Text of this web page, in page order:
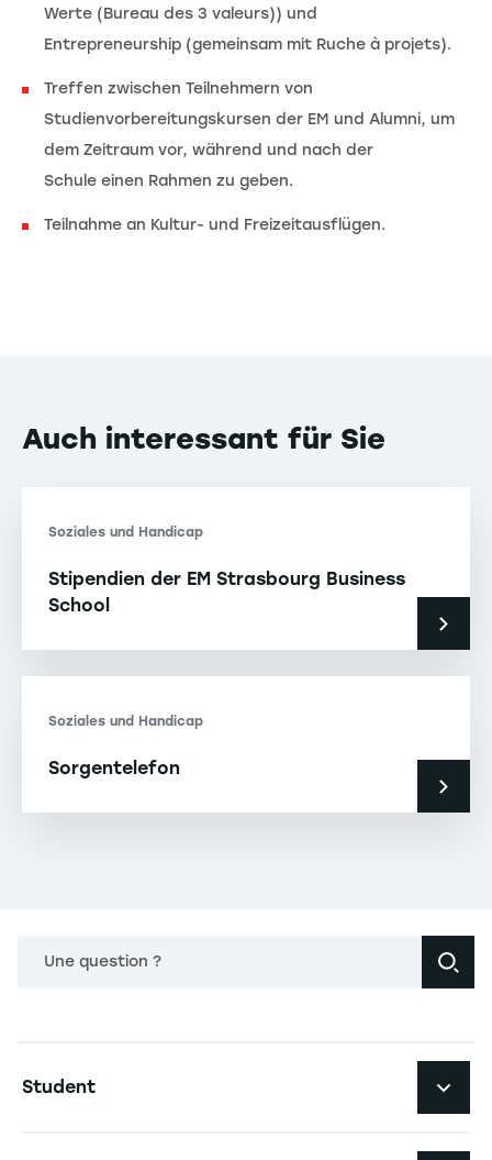
Werte (Bureau des 3 valeurs)) und
Entrepreneurship (gemeinsam mit Ruche à projets).
Treffen zwischen Teilnehmern von
Studienvorbereitungskursen der EM und Alumni, um
dem Zeitraum vor, während und nach der
Schule einen Rahmen zu geben.
Teilnahme an Kultur- und Freizeitausflügen.
Auch interessant für Sie
Soziales und Handicap
Stipendien der EM Strasbourg Business
School
Soziales und Handicap
Sorgentelefon
Une question ?
Student